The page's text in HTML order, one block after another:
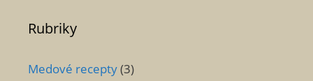
Rubriky
Medové recepty(3)